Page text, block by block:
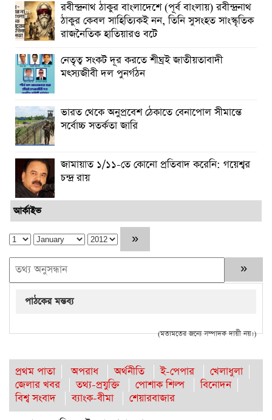
রবীন্দ্রনাথ ঠাকুর বাংলাদেশে (পূর্ব বাংলায়) রবীন্দ্রনাথ
ঠাকুর কেবল সাহিত্যিক‌ই নন, তিনি সুসংহত সাংস্কৃতিক
রাজনৈতিক হাতিয়ার‌ও বটে
নেতৃত্ব সংকট দূর করতে শীঘ্রই জাতীয়তাবাদী
মৎস্যজীবী দল পুনর্গঠন
ভারত থেকে অনুপ্রবেশ ঠেকাতে বেনাপোল সীমান্তে
সর্বোচ্চ সতর্কতা জারি
জামায়াত ১/১১-তে কোনো প্রতিবাদ করেনি: গয়েশ্বর
চন্দ্র রায়
আর্কাইভ
পাঠকের মন্তব্য
(মতামতের জন্যে সম্পাদক দায়ী নয়।)
প্রথম পাতা অপরাধ অর্থনীতি ই-পেপার
খেলাধুলা
জেলার খবর
তথ্য-প্রযুক্তি পোশাক শিল্প
বিনোদন
বিশ্ব সংবাদ
ব্যাংক-বীমা
শেয়ারবাজার